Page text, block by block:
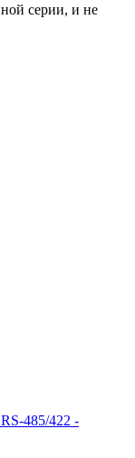
серии, и не
485/422 -